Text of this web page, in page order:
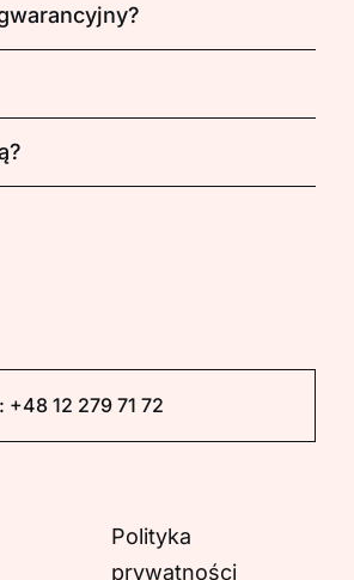
+48 12 279 71 72
Polityka
prywatności